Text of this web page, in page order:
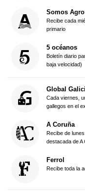
Somos Agro
Recibe cada
primario
5 océanos
Boletín diario
baja velocidad)
Global
Cada viernes,
gallegos en el
A Coruña
Recibe de
destacada de A
Ferrol
Recibe toda la